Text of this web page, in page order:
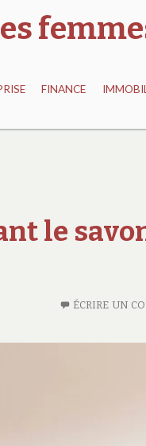
FINANCE
le
ÉCRIRE UN